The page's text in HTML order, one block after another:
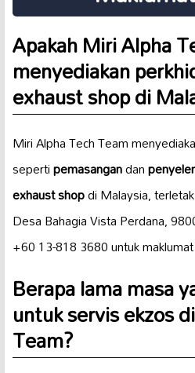
Apakah Miri Alpha
menyediakan
exhaust shopdi
Miri Alpha Tech Team
sepertipemasangandan
exhaust shopdi Malaysia,
Desa Bahagia Vista Perdana,
+60 13-818 3680 untuk
Berapa lama masa
untuk servis ekzos
Team?